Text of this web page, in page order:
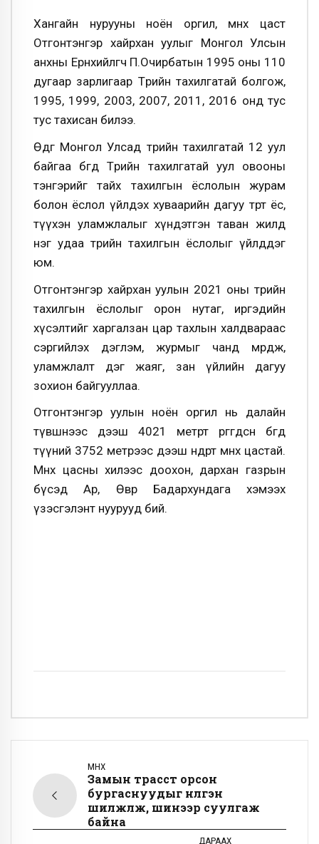
Хангайн нурууны ноён оргил, мөнх цаст
Отгонтэнгэр хайрхан уулыг Монгол Улсын
анхны Ерөнхийлөгч П.Очирбатын 1995 оны 110
дугаар зарлигаар Төрийн тахилгатай болгож,
1995, 1999, 2003, 2007, 2011, 2016 онд тус
тус тахисан билээ.
Өдгөө Монгол Улсад төрийн тахилгатай 12 уул
байгаа бөгөөд Төрийн тахилгатай уул овооны
тэнгэрийг тайх тахилгын ёслолын журам
болон ёслол үйлдэх хуваарийн дагуу төрт ёс,
түүхэн уламжлалыг хүндэтгэн таван жилд
нэг удаа төрийн тахилгын ёслолыг үйлддэг
юм.
Отгонтэнгэр хайрхан уулын 2021 оны төрийн
тахилгын ёслолыг орон нутаг, иргэдийн
хүсэлтийг харгалзан цар тахлын халдвараас
сэргийлэх дэглэм, журмыг чанд мөрдөж,
уламжлалт дэг жаяг, зан үйлийн дагуу
зохион байгууллаа.
Отгонтэнгэр уулын ноён оргил нь далайн
түвшнээс дээш 4021 метрт өргөгдсөн бөгөөд
түүний 3752 метрээс дээш өндөрт мөнх цастай.
Мөнх цасны хилээс доохон, дархан газрын
бүсэд Ар, Өвөр Бадархундага хэмээх
үзэсгэлэнт нуурууд бий.
ӨМНӨХ
Замын трасст орсон
бургаснуудыг нүүлгэн
шилжүүлж, шинээр суулгаж
байна
ДАРААХ